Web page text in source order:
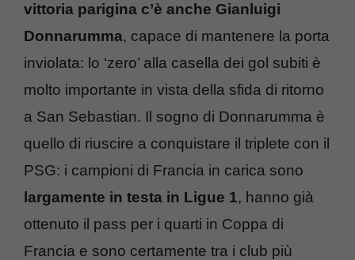
vittoria parigina c’è anche Gianluigi
Donnarumma, capace di mantenere la porta
inviolata: lo ‘zero’ alla casella dei gol subiti è
molto importante in vista della sfida di ritorno
a San Sebastian. Il sogno di Donnarumma è
quello di riuscire a conquistare il triplete con il
PSG: i campioni di Francia in carica sono
largamente in testa in Ligue 1, hanno già
ottenuto il pass per i quarti in Coppa di
Francia e sono certamente tra i club più